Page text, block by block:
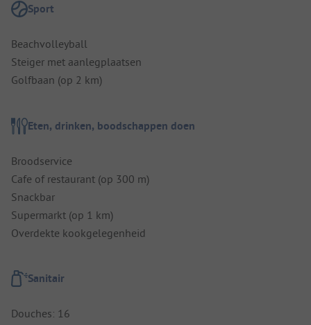
Sport
Beachvolleyball
Steiger met aanlegplaatsen
Golfbaan (op 2 km)
Eten, drinken, boodschappen doen
Broodservice
Cafe of restaurant (op 300 m)
Snackbar
Supermarkt (op 1 km)
Overdekte kookgelegenheid
Sanitair
Douches: 16